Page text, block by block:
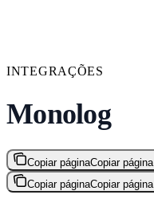
INTEGRAÇÕES
Monolog
Copiar páginaCopiar página
Copiar páginaCopiar página